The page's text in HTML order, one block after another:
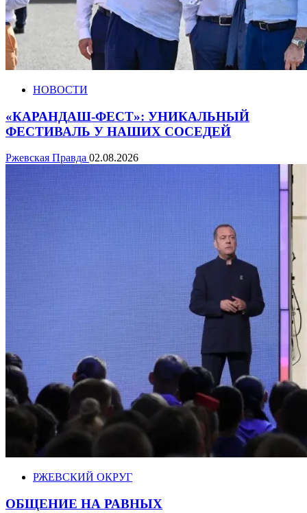
НОВОСТИ
«КАРАНДАШ-ФЕСТ»: УНИКАЛЬНЫЙ
ФЕСТИВАЛЬ У НАШИХ СОСЕДЕЙ
Ржевская Правда 02.08.2026
РЖЕВСКИЙ ОКРУГ
ОБЩЕНИЕ НА РАВНЫХ